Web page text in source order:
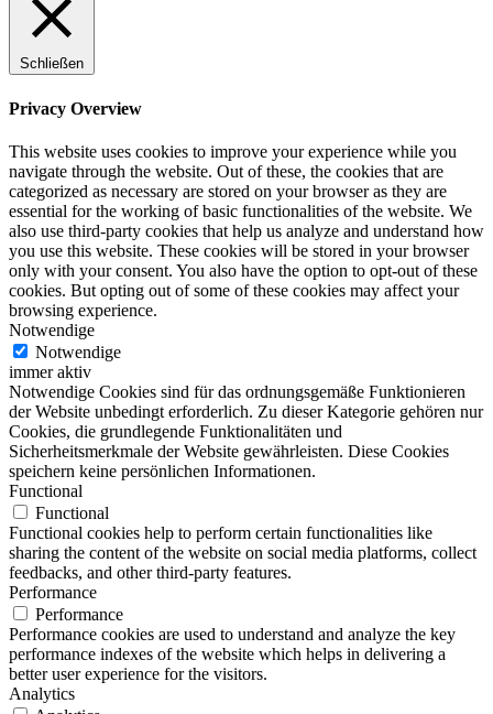
Schließen
Privacy Overview
This website uses cookies to improve your experience while you
navigate through the website. Out of these, the cookies that are
categorized as necessary are stored on your browser as they are
essential for the working of basic functionalities of the website. We
also use third-party cookies that help us analyze and understand how
you use this website. These cookies will be stored in your browser
only with your consent. You also have the option to opt-out of these
cookies. But opting out of some of these cookies may affect your
browsing experience.
Notwendige
Notwendige
immer aktiv
Notwendige Cookies sind für das ordnungsgemäße Funktionieren
der Website unbedingt erforderlich. Zu dieser Kategorie gehören nur
Cookies, die grundlegende Funktionalitäten und
Sicherheitsmerkmale der Website gewährleisten. Diese Cookies
speichern keine persönlichen Informationen.
Functional
Functional
Functional cookies help to perform certain functionalities like
sharing the content of the website on social media platforms, collect
feedbacks, and other third-party features.
Performance
Performance
Performance cookies are used to understand and analyze the key
performance indexes of the website which helps in delivering a
better user experience for the visitors.
Analytics